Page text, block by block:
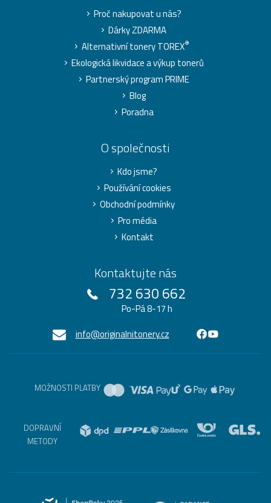
Proč nakupovat u nás?
Dárky ZDARMA
Alternativní tonery TOREX®
Ekologická likvidace a výkup tonerů
Partnerský program PRIME
Blog
Poradna
O společnosti
Kdo jsme?
Používání cookies
Obchodní podmínky
Pro média
Kontakt
Kontaktujte nás
732 630 662
Po-Pá 8-17 h
info@originalnitonery.cz
MOŽNOSTI PLATBY
DOPRAVNÍ
METODY